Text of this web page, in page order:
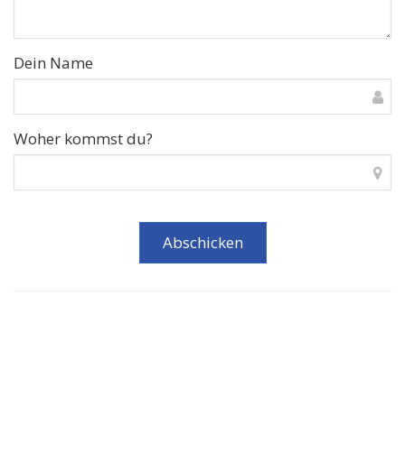
Dein Name
Woher kommst du?